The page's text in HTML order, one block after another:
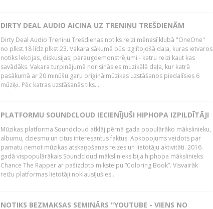
DIRTY DEAL AUDIO AICINA UZ TRENIŅU TREŠDIENĀM
Dirty Deal Audio Treniņu Trešdienas notiks reizi mēnesī klubā "OneOne"
no plkst.18 līdz plkst 23. Vakara sākumā būs izglītojošā daļa, kuras ietvaros
notiks lekcijas, diskusijas, paraugdemonstrējumi - katru reizi kaut kas
savādāks. Vakara turpinājumā norisināsies muzikālā daļa, kur katrā
pasākumā ar 20 minūšu garu oriģinālmūzikas uzstāšanos piedalīsies 6
mūziķi. Pēc katras uzstāšanās tiks...
PLATFORMU SOUNDCLOUD IECIENĪJUŠI HIPHOPA IZPILDĪTĀJI
Mūzikas platforma Soundcloud atklāj pērnā gada populārāko mākslinieku,
albumu, dziesmu un citus interesantus faktus. Apkopojums veidots par
pamatu ņemot mūzikas atskaņošanas reizes un lietotāju aktivitāti. 2016.
gadā vispopulārākais Soundcloud mākslinieks bija hiphopa mākslinieks
Chance The Rapper ar pašizdoto miksteipu “Coloring Book”. Visvairāk
reižu platformas lietotāji noklausījušies...
NOTIKS BEZMAKSAS SEMINĀRS "YOUTUBE - VIENS NO